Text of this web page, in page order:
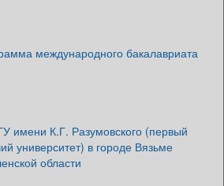
международного бакалавриата
имени К.Г. Разумовского (первый
университет) в городе Вязьме
области